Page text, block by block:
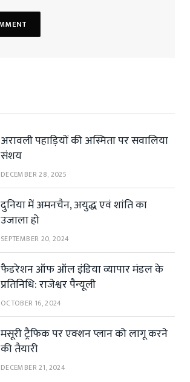
अरावली पहाड़ियों की अस्मिता पर सवालिया
संशय
DECEMBER 28, 2025
दुनिया में अमनचैन, अयुद्ध एवं शांति का
उजाला हो
SEPTEMBER 20, 2024
फैडरेशन ऑफ ऑल इंडिया व्यापार मंडल के
प्रतिनिधि: राजेश्वर पैन्यूली
OCTOBER 16, 2024
मसूरी ट्रैफिक पर एक्शन प्लान को लागू करने
की तैयारी
DECEMBER 21, 2024